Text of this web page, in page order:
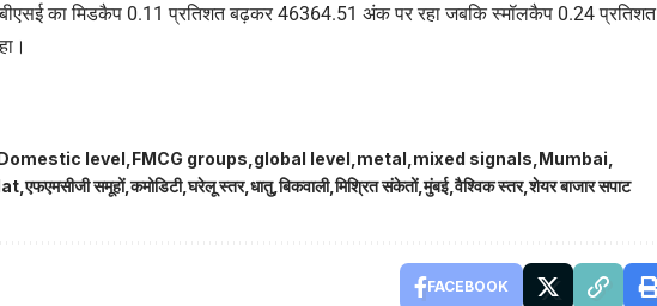
का मिडकैप 0.11 प्रतिशत बढ़कर 46364.51 अंक पर रहा जबकि स्मॉलकैप 0.24 प्रतिशत
level FMCG groups global level metal mixed signals Mumbai
एफएमसीजी समूहों कमोडिटी घरेलू स्तर धातु बिकवाली मिश्रित संकेतों मुंबई वैश्विक स्तर शेयर बाजार सपाट
FACEBOOK